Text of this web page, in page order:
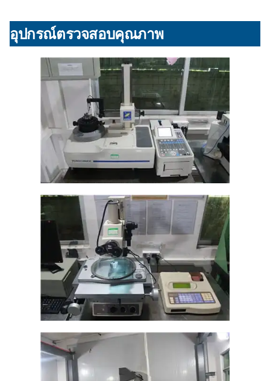
อุปกรณ์ตรวจสอบคุณภาพ